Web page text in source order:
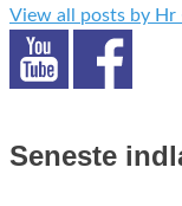
View all posts by Hr
Seneste